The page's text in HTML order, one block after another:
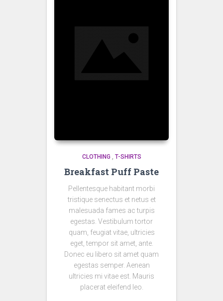
CLOTHING, T-SHIRTS
Breakfast Puff Paste
Pellentesque habitant morbi
tristique senectus et netus et
malesuada fames ac turpis
egestas. Vestibulum tortor
quam, feugiat vitae, ultricies
eget, tempor sit amet, ante.
Donec eu libero sit amet quam
egestas semper. Aenean
ultricies mi vitae est. Mauris
placerat eleifend leo.